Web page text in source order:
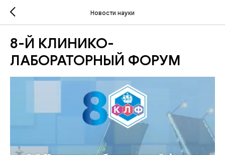
Новости науки
8-Й КЛИНИКО-
ЛАБОРАТОРНЫЙ ФОРУМ